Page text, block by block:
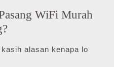
WiFi Murah
alasan kenapa lo